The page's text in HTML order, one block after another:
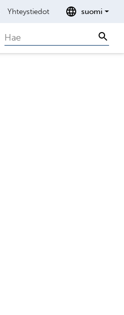
Yhteystiedot suomi
Search